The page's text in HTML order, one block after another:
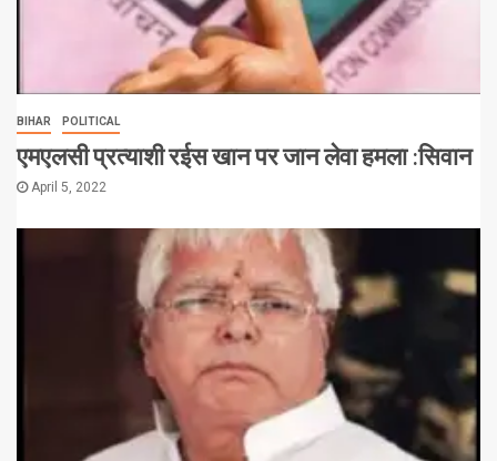
BIHAR POLITICAL
एमएलसी प्रत्याशी रईस खान पर जान लेवा हमला :सिवान
April 5, 2022